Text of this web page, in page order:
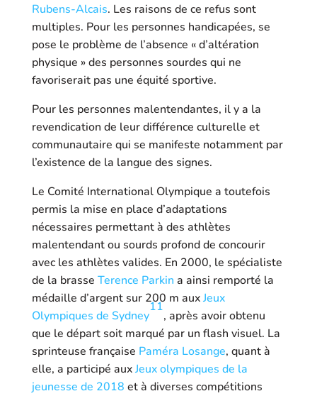
Rubens-Alcais. Les raisons de ce refus sont
multiples. Pour les personnes handicapées, se
pose le problème de l’absence « d’altération
physique » des personnes sourdes qui ne
favoriserait pas une équité sportive.
Pour les personnes malentendantes, il y a la
revendication de leur différence culturelle et
communautaire qui se manifeste notamment par
l’existence de la langue des signes.
Le Comité International Olympique a toutefois
permis la mise en place d’adaptations
nécessaires permettant à des athlètes
malentendant ou sourds profond de concourir
avec les athlètes valides. En 2000, le spécialiste
de la brasse Terence Parkin a ainsi remporté la
médaille d’argent sur 200 m auxJeux
Olympiques de Sydney
11
, après avoir obtenu
que le départ soit marqué par un flash visuel. La
sprinteuse française Paméra Losange, quant à
elle, a participé auxJeux olympiques de la
jeunesse de 2018 et à diverses compétitions